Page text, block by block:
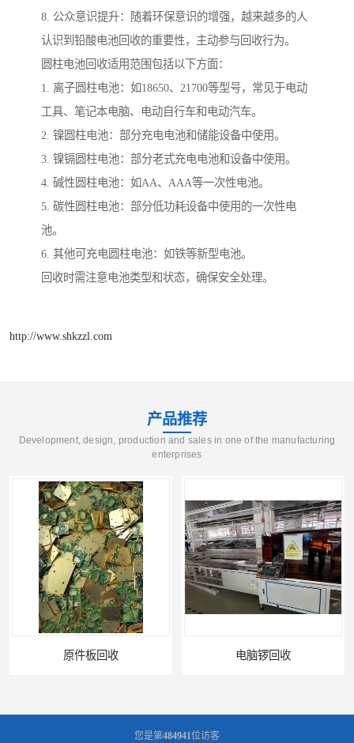
8. 公众意识提升：随着环保意识的增强，越来越多的人
认识到铅酸电池回收的重要性，主动参与回收行为。
圆柱电池回收适用范围包括以下方面：
1. 离子圆柱电池：如18650、21700等型号，常见于电动
工具、笔记本电脑、电动自行车和电动汽车。
2. 镍圆柱电池：部分充电电池和储能设备中使用。
3. 镍镉圆柱电池：部分老式充电电池和设备中使用。
4. 碱性圆柱电池：如AA、AAA等一次性电池。
5. 碳性圆柱电池：部分低功耗设备中使用的一次性电
池。
6. 其他可充电圆柱电池：如铁等新型电池。
回收时需注意电池类型和状态，确保安全处理。
http://www.shkzzl.com
产品推荐
Development, design, production and sales in one of the manufacturing
enterprises
电脑锣回收 回收机器设备
您是第484941位访客